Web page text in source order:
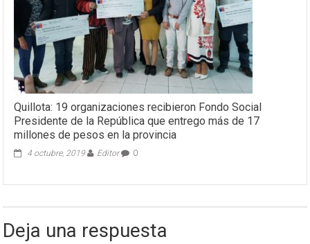
Quillota: 19 organizaciones recibieron Fondo Social
Presidente de la República que entrego más de 17
millones de pesos en la provincia
4 octubre, 2019 Editor 0
Deja una respuesta